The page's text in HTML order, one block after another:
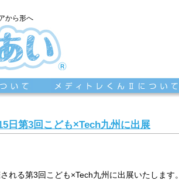
から形へ
日第3回こども×Tech九州に出展
れる第3回こども×Tech九州に出展いたします。